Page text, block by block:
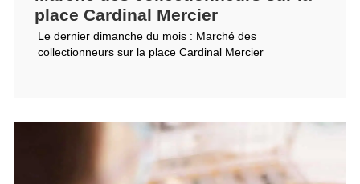
place Cardinal Mercier
Le dernier dimanche du mois : Marché des
collectionneurs sur la place Cardinal Mercier